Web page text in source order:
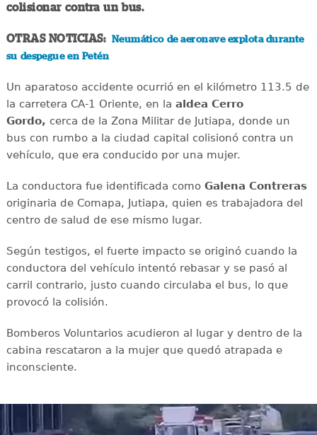
colisionar contra un bus.
OTRAS NOTICIAS: Neumático de aeronave explota durante
su despegue en Petén
Un aparatoso accidente ocurrió en el kilómetro 113.5 de
la carretera CA-1 Oriente, en la aldea Cerro
Gordo, cerca de la Zona Militar de Jutiapa, donde un
bus con rumbo a la ciudad capital colisionó contra un
vehículo, que era conducido por una mujer.
La conductora fue identificada comoGalena Contreras
originaria de Comapa, Jutiapa, quien es trabajadora del
centro de salud de ese mismo lugar.
Según testigos, el fuerte impacto se originó cuando la
conductora del vehículo intentó rebasar y se pasó al
carril contrario, justo cuando circulaba el bus, lo que
provocó la colisión.
Bomberos Voluntarios acudieron al lugar y dentro de la
cabina rescataron a la mujer que quedó atrapada e
inconsciente.